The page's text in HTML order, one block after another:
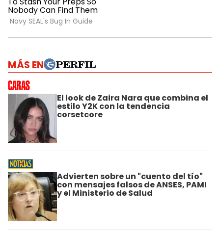
MÁS EN
El look de Zaira Nara que combina el
estilo Y2K con la tendencia
corsetcore
Advierten sobre un "cuento del tío"
con mensajes falsos de ANSES, PAMI
y el Ministerio de Salud